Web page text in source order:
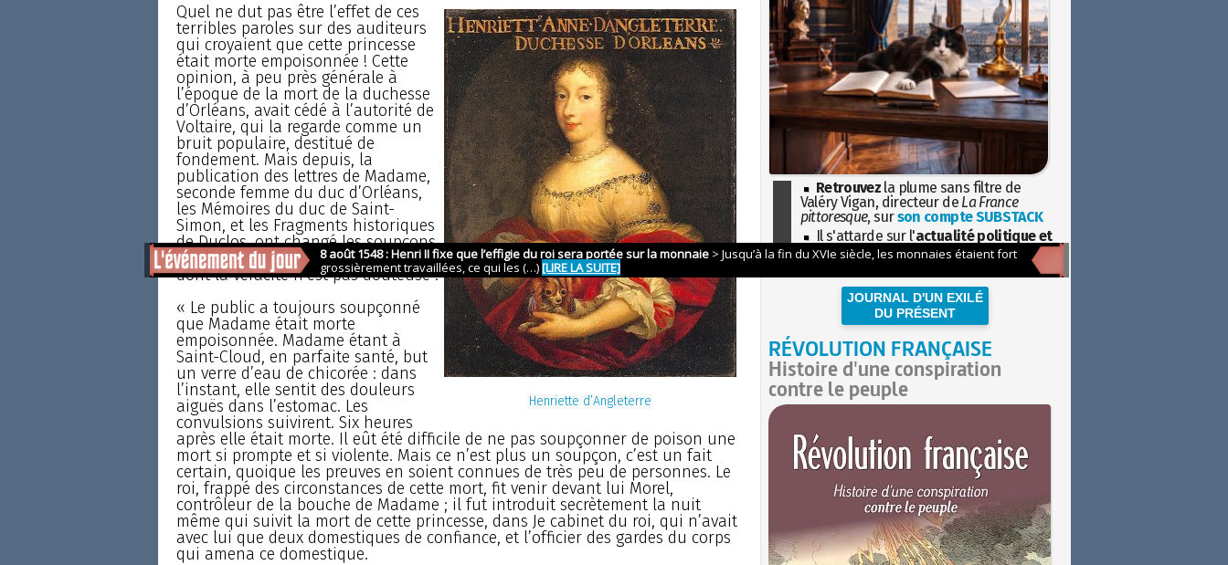
Henriette d’Angleterre
Quel ne dut pas être l’effet de ces
terribles paroles sur des auditeurs
qui croyaient que cette princesse
était morte empoisonnée ! Cette
opinion, à peu près générale à
l’époque de la mort de la duchesse
d’Orléans, avait cédé à l’autorité de
Voltaire, qui la regarde comme un
bruit populaire, destitué de
fondement. Mais depuis, la
publication des lettres de Madame,
seconde femme du duc d’Orléans,
les Mémoires du duc de Saint-
Simon, et les Fragments historiques
de Duclos, ont changé les soupçons
en certitude. Voici le récit de Duclos,
dont la véracité n’est pas douteuse :
« Le public a toujours soupçonné
que Madame était morte
empoisonnée. Madame étant à
Saint-Cloud, en parfaite santé, but
un verre d’eau de chicorée : dans
l’instant, elle sentit des douleurs
aiguës dans l’estomac. Les
convulsions suivirent. Six heures
après elle était morte. Il eût été difficile de ne pas soupçonner de poison une
mort si prompte et si violente. Mais ce n’est plus un soupçon, c’est un fait
certain, quoique les preuves en soient connues de très peu de personnes. Le
roi, frappé des circonstances de cette mort, fit venir devant lui Morel,
contrôleur de la bouche de Madame ; il fut introduit secrètement la nuit
même qui suivit la mort de cette princesse, dans Je cabinet du roi, qui n’avait
avec lui que deux domestiques de confiance, et l’officier des gardes du corps
qui amena ce domestique.
Retrouvez la plume sans filtre de
Valéry Vigan, directeur de La France
pittoresque, surson compte SUBSTACK
Il s'attarde sur l'actualité politique et
sociétaleavec la hauteur de vue de
JOURNAL D'UN EXILÉ
DU PRÉSENT
RÉVOLUTION FRANÇAISE
Histoire d'une conspiration
contre le peuple